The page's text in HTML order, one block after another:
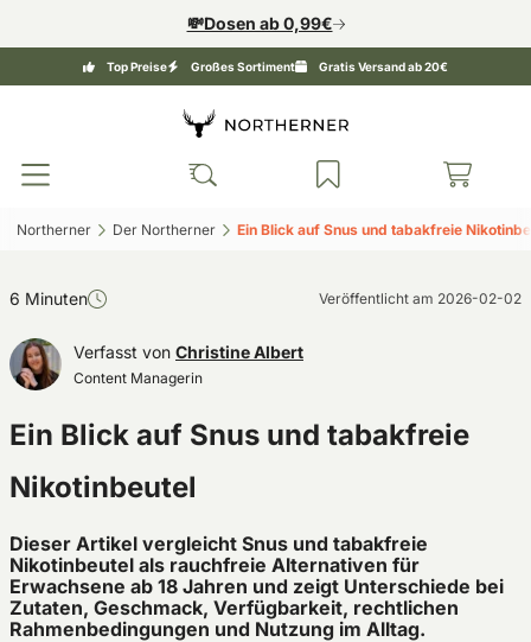
💸Dosen ab 0,99€
Top Preise Großes Sortiment Gratis Versand ab 20€
Northerner‎ Der Northerner‎ Ein Blick auf Snus und tabakfreie
6 Minuten Veröffentlicht am 2026-02-02
Verfasst von Christine Albert
Content Managerin
Ein Blick auf Snus und tabakfreie
Nikotinbeutel
Dieser Artikel vergleicht Snus und tabakfreie
Nikotinbeutel als rauchfreie Alternativen für
Erwachsene ab 18 Jahren und zeigt Unterschiede bei
Zutaten, Geschmack, Verfügbarkeit, rechtlichen
Rahmenbedingungen und Nutzung im Alltag.